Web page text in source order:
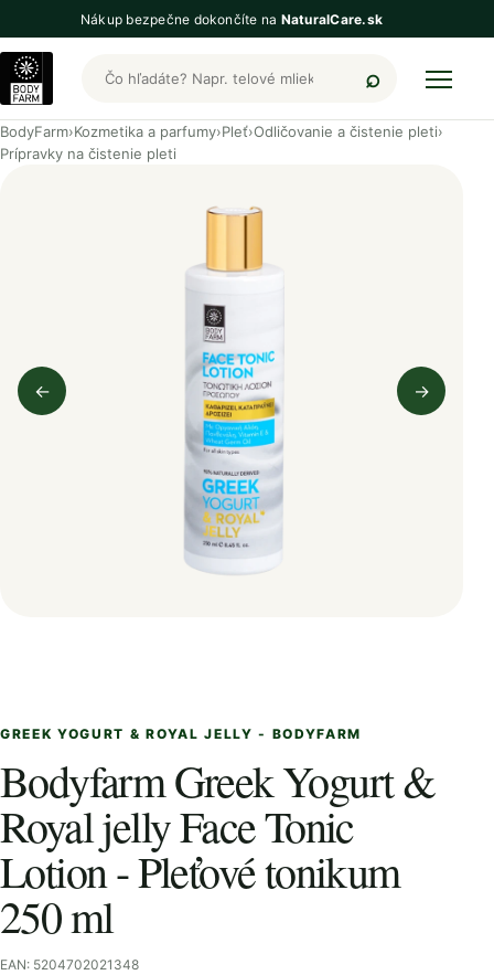
Nákup bezpečne dokončíte na NaturalCare.sk
Hľadať produkty BodyFarm
BodyFarm›Kozmetika a parfumy›Pleť›Odličovanie a čistenie pleti›
Prípravky na čistenie pleti
←
Predchádzajúci obrázok
→
GREEK YOGURT & ROYAL JELLY - BODYFARM
Bodyfarm Greek Yogurt &
Royal jelly Face Tonic
Lotion - Pleťové tonikum
250 ml
EAN: 5204702021348